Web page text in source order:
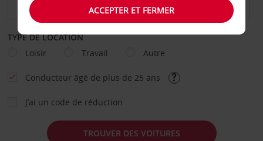
TYPE DE LOCATION
Loisir
Travail Autre
Conducteur âgé de plus de 25 ans
J’ai un code de réduction
TROUVER DES VOITURES
ACCEPTER ET FERMER